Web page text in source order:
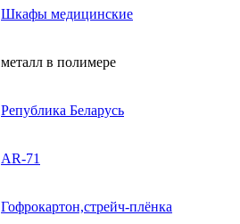
Шкафы медицинские
металл в полимере
Република Беларусь
AR-71
Гофрокартон,стрейч-плёнка